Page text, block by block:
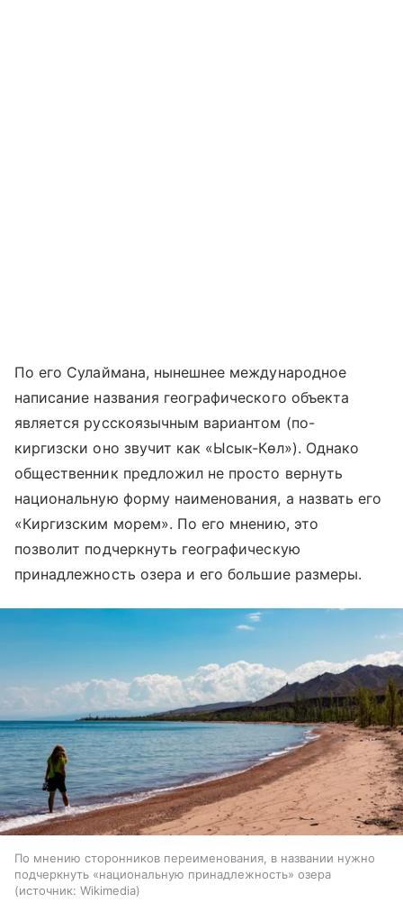
По его Сулаймана, нынешнее международное
написание названия географического объекта
является русскоязычным вариантом (по-
киргизски оно звучит как «Ысык-Көл»). Однако
общественник предложил не просто вернуть
национальную форму наименования, а назвать его
«Киргизским морем». По его мнению, это
позволит подчеркнуть географическую
принадлежность озера и его большие размеры.
По мнению сторонников переименования, в названии нужно
подчеркнуть «национальную принадлежность» озера
источник: Wikimedia